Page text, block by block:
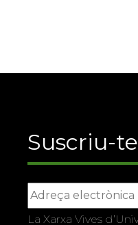
Suscriu-te
La Xarxa Vives